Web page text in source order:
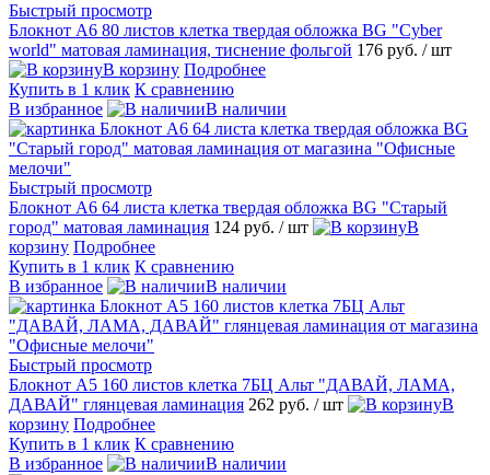
Быстрый просмотр
Блокнот А6 80 листов клетка твердая обложка BG "Cyber
world" матовая ламинация, тиснение фольгой 176 руб. / шт
В корзину Подробнее
Купить в 1 клик К сравнению
В избранное
В наличии
Быстрый просмотр
Блокнот А6 64 листа клетка твердая обложка BG "Старый
город" матовая ламинация 124 руб. / шт
В
корзину Подробнее
Купить в 1 клик К сравнению
В избранное
В наличии
Быстрый просмотр
Блокнот А5 160 листов клетка 7БЦ Альт "ДАВАЙ, ЛАМА,
ДАВАЙ" глянцевая ламинация 262 руб. / шт
В
корзину Подробнее
Купить в 1 клик К сравнению
В избранное
В наличии